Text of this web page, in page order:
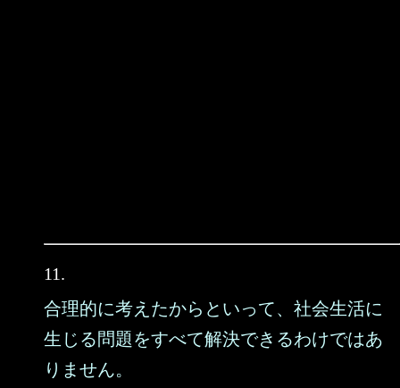
11.
合理的に考えたからといって、社会生活に
生じる問題をすべて解決できるわけではあ
りません。